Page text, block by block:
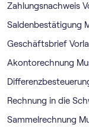
Zahlungsnachweis
Saldenbestätigung
Geschäftsbrief
Akontorechnung
Rechnung in die
Sammelrechnung